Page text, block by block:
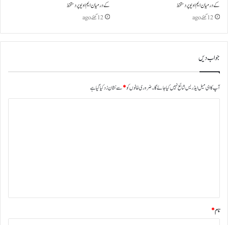
کے درمیان ایم او یو پر دستخط
12 گھنٹے ago
کے درمیان ایم او یو پر دستخط
12 گھنٹے ago
جواب دیں
آپ کا ای میل ایڈریس شائع نہیں کیا جائے گا۔ضروری خانوں کو*سے نشان زد کیا گیا ہے
نام*